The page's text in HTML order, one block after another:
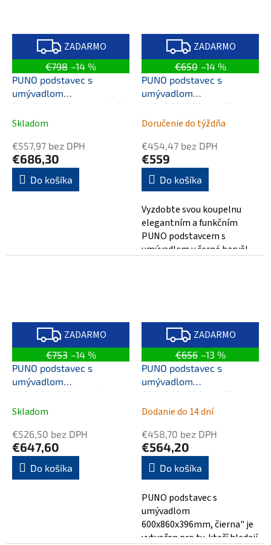
Z
A
D
A
R
M
O
ZADARMO
€798 –14 %
PUNO podstavec s
umývadlom
375x870x448xmm, zlatá
mat
Skladom
€557,97 bez DPH
€686,30
Do košíka
Z
A
D
A
R
M
O
ZADARMO
€650 –14 %
PUNO podstavec s
umývadlom
550x860x360mm, čierna
Doručenie do týždňa
€454,47 bez DPH
€559
Do košíka
Vyzdobte svou koupelnu
elegantním a funkčním
PUNO podstavcem s
umývadlem v černé barvě!
Z
A
D
A
R
M
O
ZADARMO
€753 –14 %
PUNO podstavec s
umývadlom
550x860x360mm, zlato
mat
Skladom
€526,50 bez DPH
€647,60
Do košíka
Z
A
D
A
R
M
O
ZADARMO
€656 –13 %
PUNO podstavec s
umývadlom
600x860x396mm, čierna
Dodanie do 14 dní
€458,70 bez DPH
€564,20
Do košíka
PUNO podstavec s
umývadlom
600x860x396mm, čierna" je
vytvořen pro ty, kteří hledají